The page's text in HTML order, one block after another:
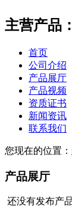
主营产品
首页
公司介绍
产品展厅
产品视频
资质证书
新闻资讯
联系我们
您现在的位置：
产品展厅
还没有发布产